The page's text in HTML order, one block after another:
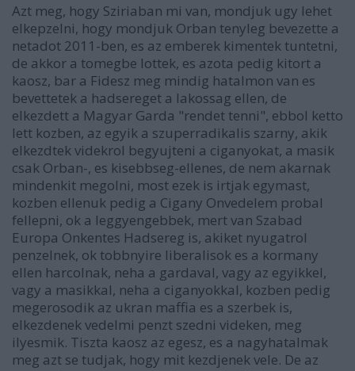
Azt meg, hogy Sziriaban mi van, mondjuk ugy lehet
elkepzelni, hogy mondjuk Orban tenyleg bevezette a
netadot 2011-ben, es az emberek kimentek tuntetni,
de akkor a tomegbe lottek, es azota pedig kitort a
kaosz, bar a Fidesz meg mindig hatalmon van es
bevettetek a hadsereget a lakossag ellen, de
elkezdett a Magyar Garda "rendet tenni", ebbol ketto
lett kozben, az egyik a szuperradikalis szarny, akik
elkezdtek videkrol begyujteni a ciganyokat, a masik
csak Orban-, es kisebbseg-ellenes, de nem akarnak
mindenkit megolni, most ezek is irtjak egymast,
kozben ellenuk pedig a Cigany Onvedelem probal
fellepni, ok a leggyengebbek, mert van Szabad
Europa Onkentes Hadsereg is, akiket nyugatrol
penzelnek, ok tobbnyire liberalisok es a kormany
ellen harcolnak, neha a gardaval, vagy az egyikkel,
vagy a masikkal, neha a ciganyokkal, kozben pedig
megerosodik az ukran maffia es a szerbek is,
elkezdenek vedelmi penzt szedni videken, meg
ilyesmik. Tiszta kaosz az egesz, es a nagyhatalmak
meg azt se tudjak, hogy mit kezdjenek vele. De az